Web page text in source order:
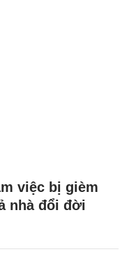
việc bị gièm
nhà đổi đời